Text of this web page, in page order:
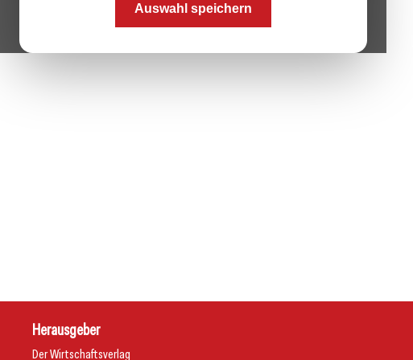
Auswahl speichern
Herausgeber
Der Wirtschaftsverlag